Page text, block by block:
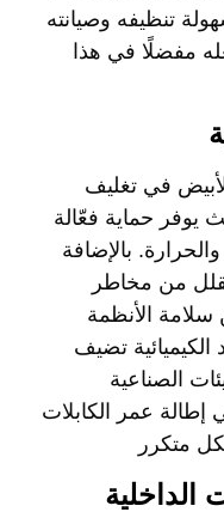
تنظيفه وصيانته
مفضلًا في هذا
بي في سي 100/100 الأبيض في تغليف
يوفر حماية فعّالة
بالإضافة
من مخاطر
سلامة الأنظمة
الكيميائية تضيف
الصناعية
إطالة عمر الكابلات
الداخلية